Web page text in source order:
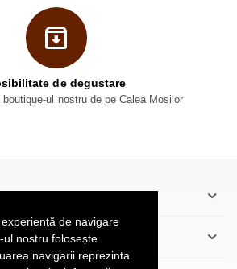
de navigare
nostru folosește
navigarii reprezinta
de degustare
ul nostru de pe Calea Mosilor